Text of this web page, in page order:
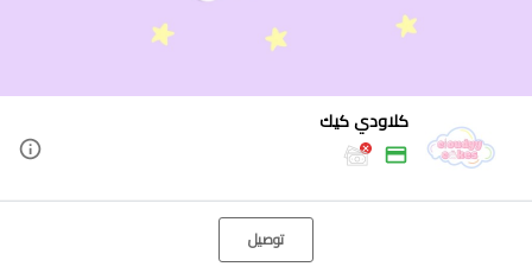
كلاودي كيك
توصيل